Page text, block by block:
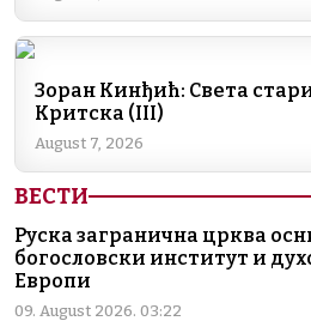
o
Зоран Кинђић: Света
Критска (III)
August 7, 2026
ВЕСТИ
Руска загранична црква
богословски институт и
Европи
09. August 2026. 03:22